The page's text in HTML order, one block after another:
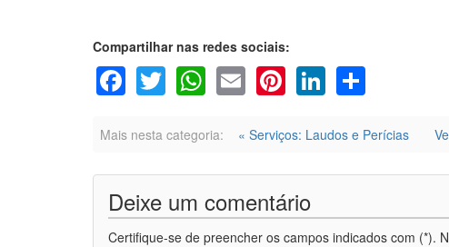
Compartilhar nas redes sociais:
Facebook
TwitterWhatsApp
EmailPinterest
LinkedIn
Mais nesta categoria: « Serviços: Laudos e Perícias
Deixe um comentário
Certifique-se de preencher os campos indicados com (*).